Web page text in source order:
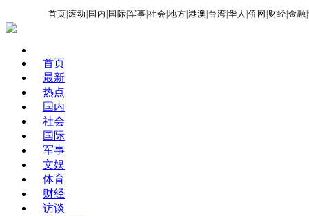
首页 |滚动 国内 国际 |军事 |社会 |地方 |港澳 台湾 |华人 |侨网 财经 |金融 |
首页
最新
热点
国内
社会
国际
军事
文娱
体育
财经
访谈